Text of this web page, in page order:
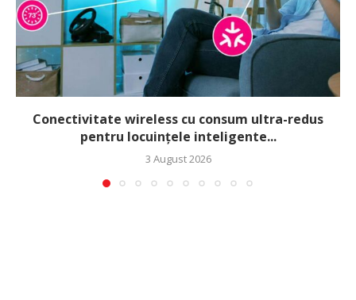
Conectivitate wireless cu consum ultra-redus
pentru locuințele inteligente...
3 August 2026